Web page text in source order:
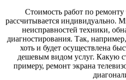
Стоимость работ по ремонту
рассчитывается индивидуально.
неисправностей техники,
диагностирования. Так,
хоть и будет осуществлена
дешевым видом услуг. Какую
примеру, ремонт экрана